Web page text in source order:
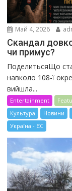
Май 4, 2026
Скандал
чи примус?
ПоделитьсяЩо
навколо 108-ї
вийшла...
Entertainment
Культура
Новини
Україна - ЄС